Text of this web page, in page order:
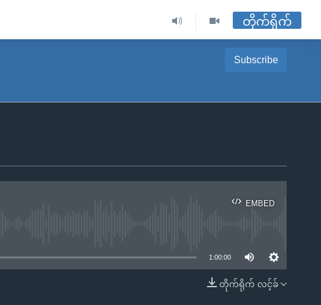
တိုက်ရိုက်
Subscribe
EMBED
EMBED
1:00:00
တိုက်ရိုက် လင့်ခ်